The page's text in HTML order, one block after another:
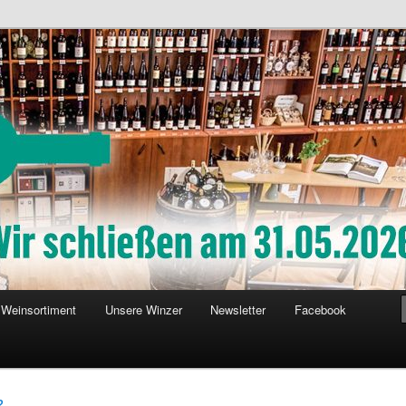
Weinsortiment Unsere Winzer Newsletter Facebook